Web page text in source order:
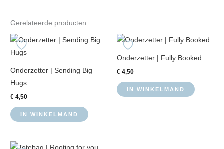
Gerelateerde producten
Onderzetter | Sending Big
Hugs
€ 4,50
IN WINKELMAND
Onderzetter | Fully Booked
€ 4,50
IN WINKELMAND